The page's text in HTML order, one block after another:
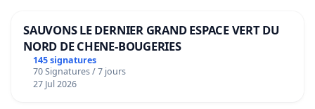
SAUVONS LE DERNIER GRAND ESPACE VERT DU
NORD DE CHENE-BOUGERIES
145 signatures
70 Signatures / 7 jours
27 Jul 2026